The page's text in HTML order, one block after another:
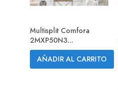
Multisplit Comfora
2MXP50N3...
AÑADIR AL CARRITO